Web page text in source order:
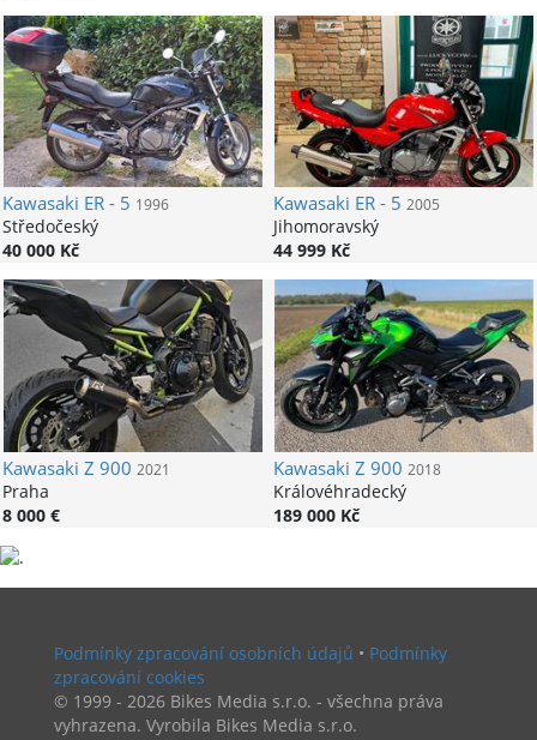
Kawasaki ER - 5 1996
Středočeský
40 000 Kč
Kawasaki ER - 5 2005
Jihomoravský
44 999 Kč
Kawasaki Z 900 2021
Praha
8 000 €
Kawasaki Z 900 2018
Královéhradecký
189 000 Kč
Podmínky zpracování osobních údajů • Podmínky
zpracování cookies
© 1999 - 2026 Bikes Media s.r.o. - všechna práva
vyhrazena. Vyrobila Bikes Media s.r.o.